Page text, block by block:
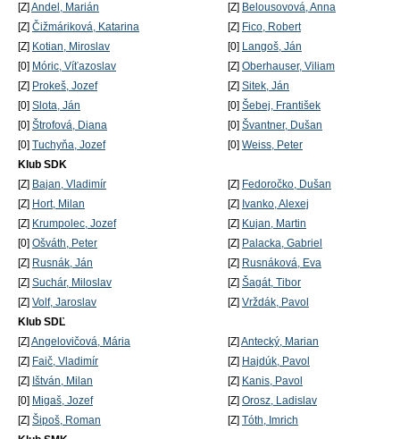
[Z] Andel, Marián [Z] Belousovová, Anna
[Z] Čižmáriková, Katarina [Z] Fico, Robert
[Z] Kotian, Miroslav [0] Langoš, Ján
[0] Móric, Víťazoslav [Z] Oberhauser, Viliam
[Z] Prokeš, Jozef [Z] Sitek, Ján
[0] Slota, Ján [0] Šebej, František
[0] Štrofová, Diana [0] Švantner, Dušan
[0] Tuchyňa, Jozef [0] Weiss, Peter
Klub SDK
[Z] Bajan, Vladimír [Z] Fedoročko, Dušan
[Z] Hort, Milan [Z] Ivanko, Alexej
[Z] Krumpolec, Jozef [Z] Kujan, Martin
[0] Ošváth, Peter [Z] Palacka, Gabriel
[Z] Rusnák, Ján [Z] Rusnáková, Eva
[Z] Suchár, Miloslav [Z] Šagát, Tibor
[Z] Volf, Jaroslav [Z] Vrždák, Pavol
Klub SDĽ
[Z] Angelovičová, Mária [Z] Antecký, Marian
[Z] Faič, Vladimír [Z] Hajdúk, Pavol
[Z] Ištván, Milan [Z] Kanis, Pavol
[0] Migaš, Jozef [Z] Orosz, Ladislav
[Z] Šipoš, Roman [Z] Tóth, Imrich